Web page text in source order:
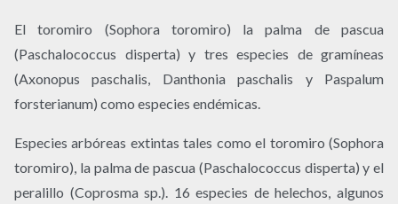
El toromiro (Sophora toromiro) la palma de pascua
(Paschalococcus disperta) y tres especies de gramíneas
(Axonopus paschalis, Danthonia paschalis y Paspalum
forsterianum) como especies endémicas.
Especies arbóreas extintas tales como el toromiro (Sophora
toromiro), la palma de pascua (Paschalococcus disperta) y el
peralillo (Coprosma sp.). 16 especies de helechos, algunos